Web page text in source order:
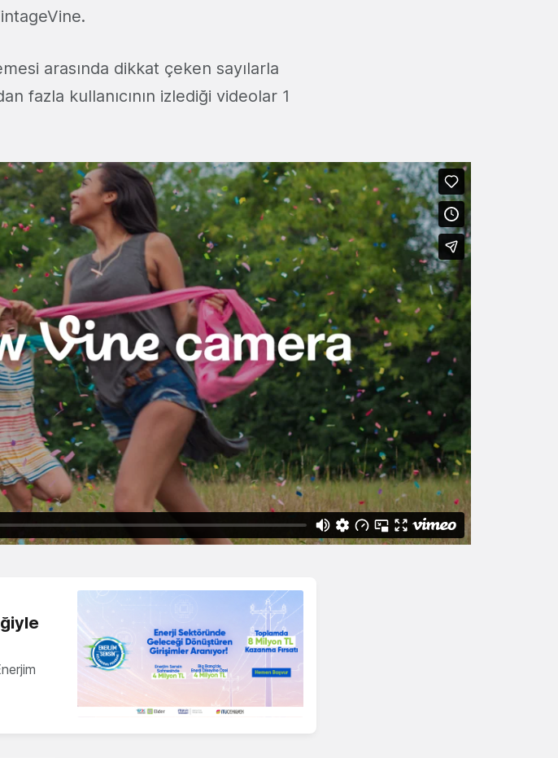
arasında dikkat çeken sayılarla
fazla kullanıcının izlediği videolar 1